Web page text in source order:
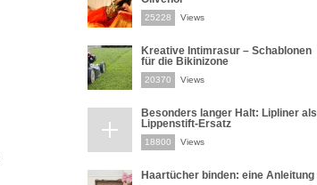
25228 Views
Kreative Intimrasur – Schablonen
für die Bikinizone
20370 Views
Besonders langer Halt: Lipliner als
Lippenstift-Ersatz
18800 Views
Haartücher binden: eine Anleitung